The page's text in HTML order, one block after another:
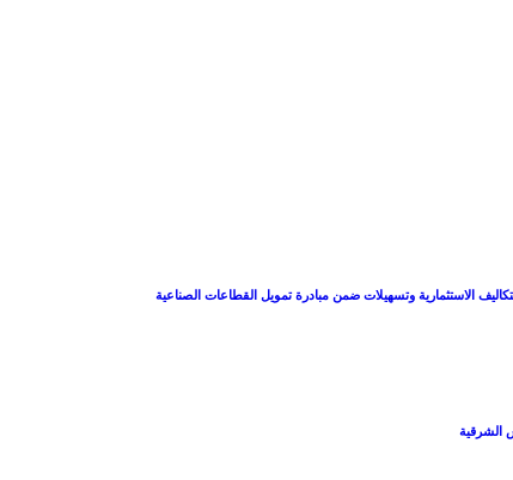
الاستثمارية وتسهيلات ضمن مبادرة تمويل القطاعات الصناعية
الشرقية